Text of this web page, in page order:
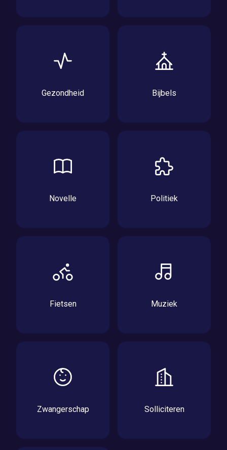
Gezondheid Bijbels
Novelle Politiek
Fietsen Muziek
Zwangerschap Solliciteren